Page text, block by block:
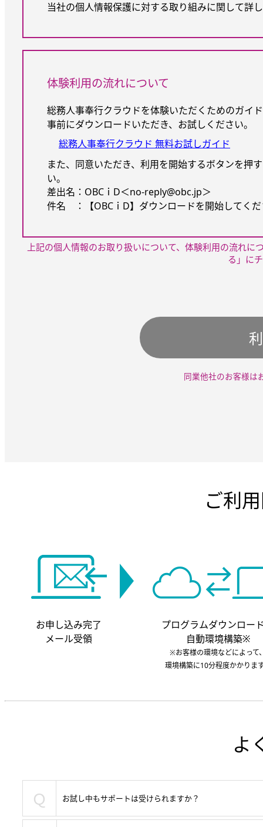
当社の個人情報保護に対する取り組みに関して詳
体験利用の流れについて
総務人事奉行クラウドを体験いただくためのガイ
事前にダウンロードいただき、お試しください。
総務人事奉行クラウド 無料お試しガイド
また、同意いただき、利用を開始するボタンを押
い。
差出名：OBCｉD＜no-reply@obc.jp＞
件名 ：【OBCｉD】ダウンロードを開始してく
上記の個人情報のお取り扱いについて、体験利用の流れに
る」に
同業他社のお客様は
ご利
お申し込み完了
メール受領
プログラムダウンロー
自動環境構築※
※お客様の環境などによって
環境構築に10分程度かかりま
よ
Ｑ お試し中もサポートは受けられますか？